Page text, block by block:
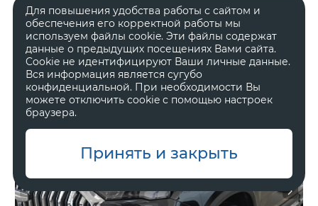
2 968 990 ₽ 3 993 990 ₽
Для повышения удобства работы с сайтом и
обеспечения его корректной работы мы
используем файлы cookie. Эти файлы содержат
данные о предыдущих посещениях Вами сайта.
Cookie не идентифицируют Ваши личные данные.
Вся информация является сугубо
конфиденциальной. При необходимости Вы
можете отключить cookie с помощью настроек
браузера.
Принять и закрыть